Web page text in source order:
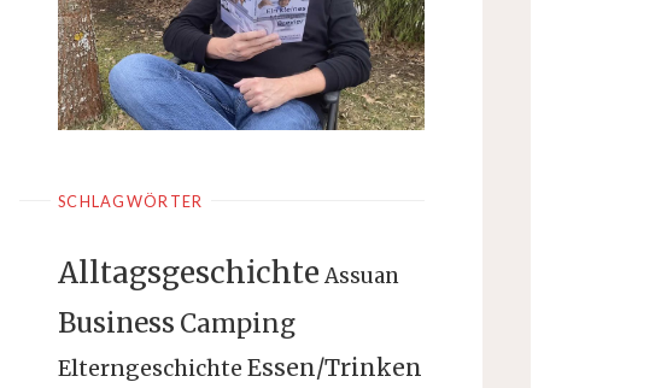
SCHLAGWÖRTER
Alltagsgeschichte Assuan
Business Camping
Elterngeschichte Essen/Trinken